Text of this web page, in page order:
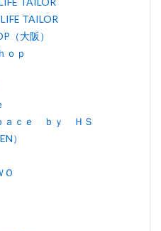
TAILOR
（大阪）
ｏｐ
ａｃｅ ｂｙ ＨＳ
）